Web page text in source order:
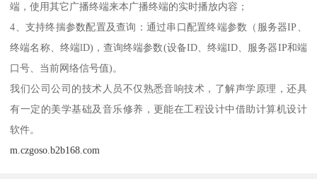
端，使用其它广播终端来本广播终端的实时播放内容；
4、支持终揣参数配置及查询：通过串口配置终端参数（服务器IP、
终端名称、终端lD)，查询终端参数(设备ID、终端ID、服务器IP和端
口号、当前网络信号值)。
我们公司公司的技术人员不仅熟悉音响技术，了解声学原理，还具
有一定的美学基础及音乐修养，更能在工程设计中借助计算机设计
软件。
m.czgoso.b2b168.com